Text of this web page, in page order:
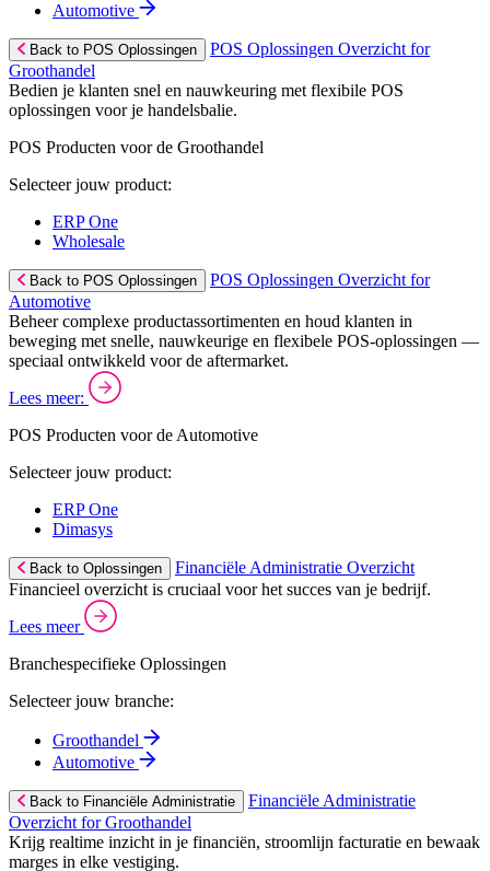
Automotive
Back to POS Oplossingen
POS Oplossingen Overzicht for
Groothandel
Bedien je klanten snel en nauwkeuring met flexibile POS
oplossingen voor je handelsbalie.
POS Producten voor de Groothandel
Selecteer jouw product:
ERP One
Wholesale
Back to POS Oplossingen
POS Oplossingen Overzicht for
Automotive
Beheer complexe productassortimenten en houd klanten in
beweging met snelle, nauwkeurige en flexibele POS-oplossingen —
speciaal ontwikkeld voor de aftermarket.
Lees meer:
POS Producten voor de Automotive
Selecteer jouw product:
ERP One
Dimasys
Back to Oplossingen
Financiële Administratie Overzicht
Financieel overzicht is cruciaal voor het succes van je bedrijf.
Lees meer
Branchespecifieke Oplossingen
Selecteer jouw branche:
Groothandel
Automotive
Back to Financiële Administratie
Financiële Administratie
Overzicht for Groothandel
Krijg realtime inzicht in je financiën, stroomlijn facturatie en bewaak
marges in elke vestiging.